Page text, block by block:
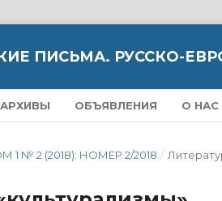
ПИСЬМА. РУССКО-
АРХИВЫ ОБЪЯВЛЕНИЯ О НАС
1 № 2 (2018): НОМЕР 2/2018 /